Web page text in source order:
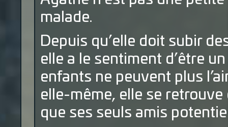
malade.
Depuis qu’elle doit subir
elle a le sentiment d’être
enfants ne peuvent plus
elle-même, elle se
que ses seuls amis